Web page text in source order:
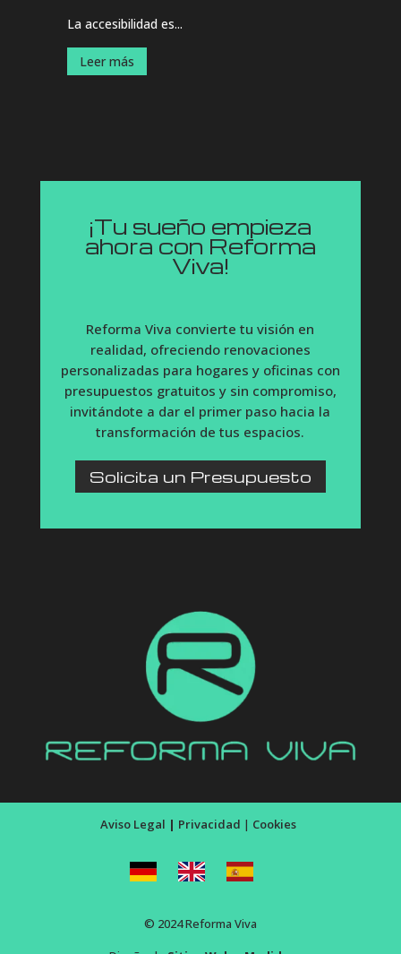
La accesibilidad es...
Leer más
¡Tu sueño empieza
ahora con Reforma
Viva!
Reforma Viva convierte tu visión en
realidad, ofreciendo renovaciones
personalizadas para hogares y oficinas con
presupuestos gratuitos y sin compromiso,
invitándote a dar el primer paso hacia la
transformación de tus espacios.
Solicita un Presupuesto
Aviso Legal | Privacidad | Cookies
© 2024 Reforma Viva